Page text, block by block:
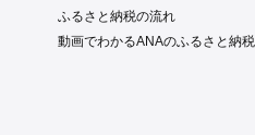
ふるさと納税の流れ
動画でわかるANAのふるさと納税